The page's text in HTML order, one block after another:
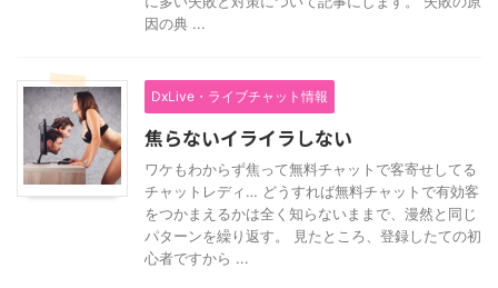
因の典 ...
DxLive・ライブチャット情報
焦らないイライラしない
ワケもわからず焦って無料チャットで客寄せしてる
チャットレディ… どうすれば無料チャットで有効客
をつかまえるかは全く知らないままで、漫然と同じ
パターンを繰り返す。 見たところ、登録したての初
心者ですから ...